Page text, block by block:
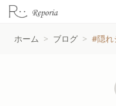
ホーム > ブログ > #隠れ